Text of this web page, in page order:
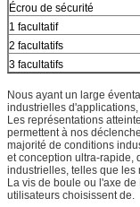
Écrou de sécurité
1 facultatif
2 facultatifs
3 facultatifs
Nous ayant un large
industrielles
Les représentations
permettent à nos
majorité de conditions
et conception ultra-rapide,
industrielles, telles que les
La vis de boule ou l'axe
utilisateurs choisissent de.